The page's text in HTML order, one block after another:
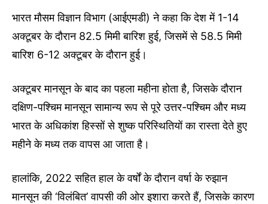
भारत मौसम विज्ञान विभाग (आईएमडी) ने कहा कि देश में 1-14
अक्टूबर के दौरान 82.5 मिमी बारिश हुई, जिसमें से 58.5 मिमी
बारिश 6-12 अक्टूबर के दौरान हुई।
अक्टूबर मानसून के बाद का पहला महीना होता है, जिसके दौरान
दक्षिण-पश्चिम मानसून सामान्य रूप से पूरे उत्तर-पश्चिम और मध्य
भारत के अधिकांश हिस्सों से शुष्क परिस्थितियों का रास्ता देते हुए
महीने के मध्य तक वापस आ जाता है।
हालांकि, 2022 सहित हाल के वर्षों के दौरान वर्षा के रुझान
मानसून की ‘विलंबित’ वापसी की ओर इशारा करते हैं, जिसके कारण